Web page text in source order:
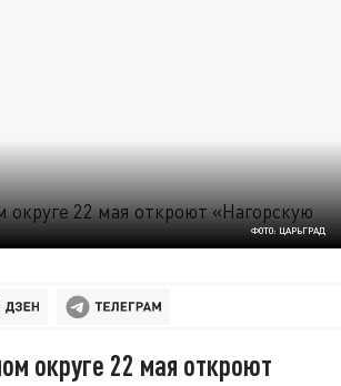
ФОТО: ЦАРЬГРАД
округе 22 мая откроют